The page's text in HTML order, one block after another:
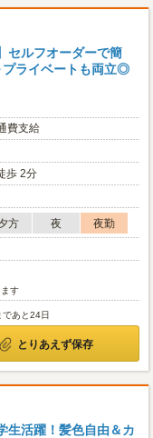
セルフオーダーで簡
ライベートも両立◎
費支給
歩 2分
方 夜
夜勤
す
であと24日
とりあえず保存
生活躍！髪色自由＆カ